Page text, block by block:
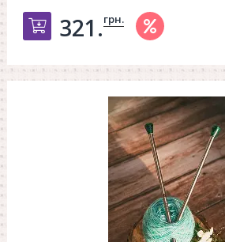
Добавить в корзину
321.грн.